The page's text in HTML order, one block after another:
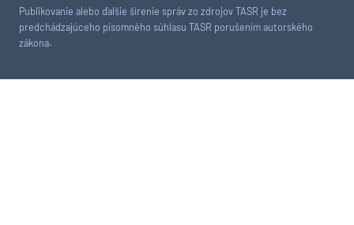
Publikovanie alebo ďalšie šírenie správ zo zdrojov TASR je bez
predchádzajúceho písomného súhlasu TASR porušením autorského
zákona.